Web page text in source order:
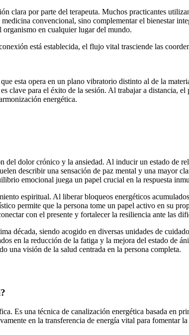
clara por parte del terapeuta. Muchos practicantes
convencional, sino complementar el bienestar
organismo en cualquier lugar del mundo.
está establecida, el flujo vital trasciende las
esta opera en un plano vibratorio distinto al de la
clave para el éxito de la sesión. Al trabajar a distancia,
energética.
dolor crónico y la ansiedad. Al inducir un estado de
describir una sensación de paz mental y una mayor
emocional juega un papel crucial en la respuesta
espiritual. Al liberar bloqueos energéticos
permite que la persona tome un papel activo en su
con el presente y fortalecer la resiliencia ante las
década, siendo acogido en diversas unidades de
en la reducción de la fatiga y la mejora del estado de
una visión de la salud centrada en la persona completa.
Es una técnica de canalización energética basada en
en la transferencia de energía vital para fomentar